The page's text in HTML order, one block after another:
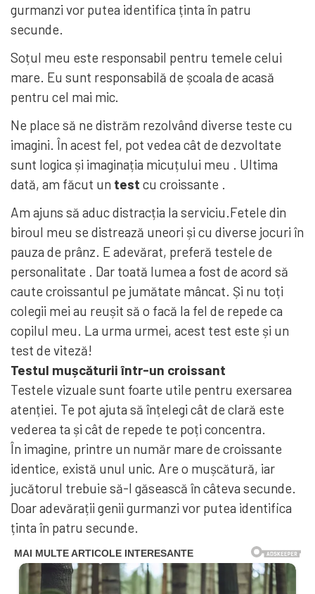
gurmanzi vor putea identifica ținta în patru
secunde.
Soțul meu este responsabil pentru temele celui
mare. Eu sunt responsabilă de școala de acasă
pentru cel mai mic.
Ne place să ne distrăm rezolvând diverse teste cu
imagini. În acest fel, pot vedea cât de dezvoltate
sunt logica și imaginația micuțului meu . Ultima
dată, am făcut un test cu croissante .
Am ajuns să aduc distracția la serviciu.Fetele din
biroul meu se distrează uneori și cu diverse jocuri în
pauza de prânz. E adevărat, preferă testele de
personalitate . Dar toată lumea a fost de acord să
caute croissantul pe jumătate mâncat. Și nu toți
colegii mei au reușit să o facă la fel de repede ca
copilul meu. La urma urmei, acest test este și un
test de viteză!
Testul mușcăturii într-un croissant
Testele vizuale sunt foarte utile pentru exersarea
atenției. Te pot ajuta să înțelegi cât de clară este
vederea ta și cât de repede te poți concentra.
În imagine, printre un număr mare de croissante
identice, există unul unic. Are o mușcătură, iar
jucătorul trebuie să-l găsească în câteva secunde.
Doar adevărații genii gurmanzi vor putea identifica
ținta în patru secunde.